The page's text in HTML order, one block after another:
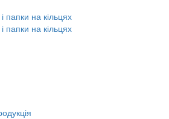
папки на кільцях
папки на кільцях